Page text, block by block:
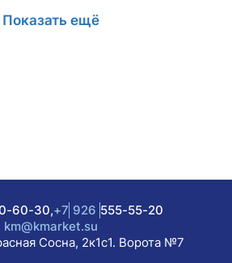
Показать ещё
60-30,+7 926 555-55-20
km@kmarket.su
Сосна, 2к1с1. Ворота №7